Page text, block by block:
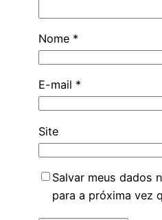
Nome *
E-mail *
Site
Salvar meus dados
para a próxima vez